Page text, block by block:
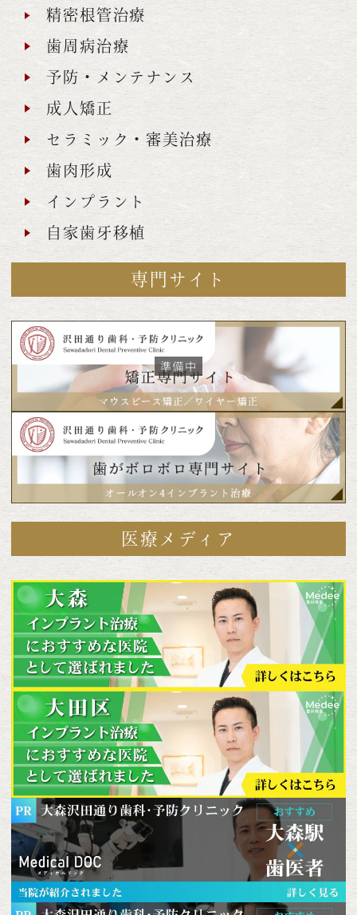
精密根管治療
歯周病治療
予防・メンテナンス
成人矯正
セラミック・審美治療
歯肉形成
インプラント
自家歯牙移植
専門サイト
医療メディア